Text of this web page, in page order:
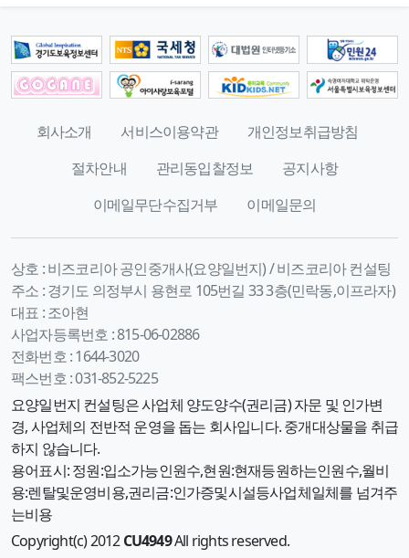
회사소개 서비스이용약관
개인정보취급방침
절차안내
관리동입찰정보
공지사항
이메일무단수집거부
이메일문의
상호 :비즈코리아 공인중개사(요양일번지) / 비즈코리아 컨설팅
주소 :경기도 의정부시 용현로 105번길 33 3층(민락동,이프라자)
대표 :조아현
사업자등록번호 :815-06-02886
전화번호 :1644-3020
팩스번호 :031-852-5225
요양일번지 컨설팅은 사업체 양도양수(권리금) 자문 및 인가변
경, 사업체의 전반적 운영을 돕는 회사입니다. 중개대상물을 취급
하지 않습니다.
용어표시: 정원:입소가능인원수,현원:현재등원하는인원수,월비
용:렌탈및운영비용,권리금:인가증및시설등사업체일체를 넘겨주
는비용
Copyright(c) 2012CU4949All rights reserved.